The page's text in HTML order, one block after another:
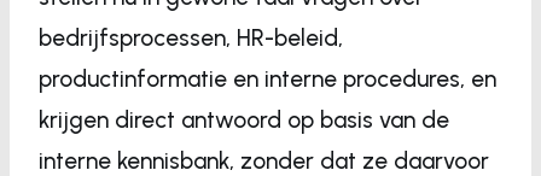
bedrijfsprocessen, HR-beleid,
productinformatie en interne procedures, en
krijgen direct antwoord op basis van de
interne kennisbank, zonder dat ze daarvoor